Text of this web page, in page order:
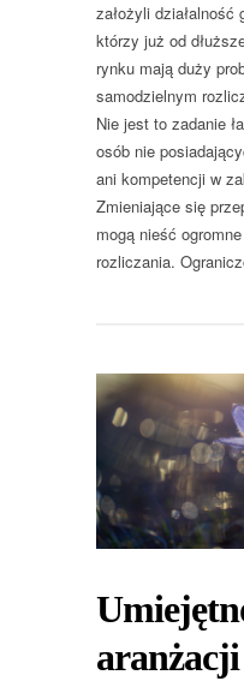
założyli działalność
którzy już od
rynku mają duży
samodzielnym
Nie jest to zadanie
osób nie
ani kompetencji w
Zmieniające się
mogą nieść
rozliczania.